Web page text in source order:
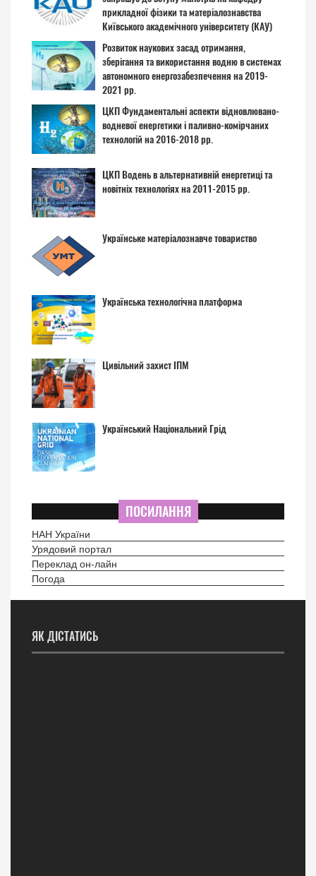
прикладної фізики та матеріалознавства
Київського академічного університету (КАУ)
Розвиток наукових засад отримання,
зберігання та використання водню в системах
автономного енергозабезпечення на 2019-
2021 рр.
ЦКП Фундаментальні аспекти відновлювано-
водневої енергетики і паливно-комірчаних
технологій на 2016-2018 рр.
ЦКП Водень в альтернативній енергетиці та
новітніх технологіях на 2011-2015 рр.
Українське матеріалознавче товариство
Українська технологічна платформа
Цивільний захист ІПМ
Український Національний Грід
ПОСИЛАННЯ
НАН України
Урядовий портал
Переклад он-лайн
Погода
ЯК ДІСТАТИСЬ